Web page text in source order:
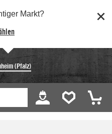
Markt?
(Pfalz)